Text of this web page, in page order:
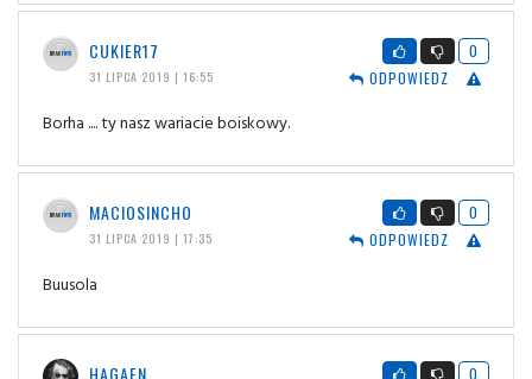
CUKIER17
31 LIPCA 2019 | 16:55
0
ODPOWIEDZ
Borha .... ty nasz wariacie boiskowy.
MACIOSINCHO
31 LIPCA 2019 | 17:35
0
ODPOWIEDZ
Buusola
HAGAEN 0